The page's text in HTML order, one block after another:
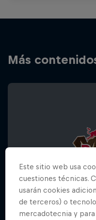
Más
Este sitio web usa
cuestiones técnicas.
usarán cookies
de terceros) o
mercadotecnia y